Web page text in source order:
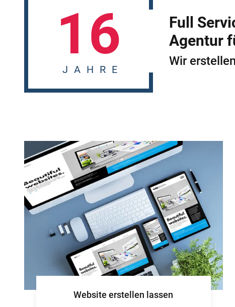
16
JAHRE
Full
Agentur
Wir
Website erstellen lassen